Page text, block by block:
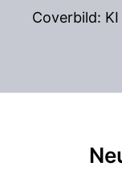
Coverbild: